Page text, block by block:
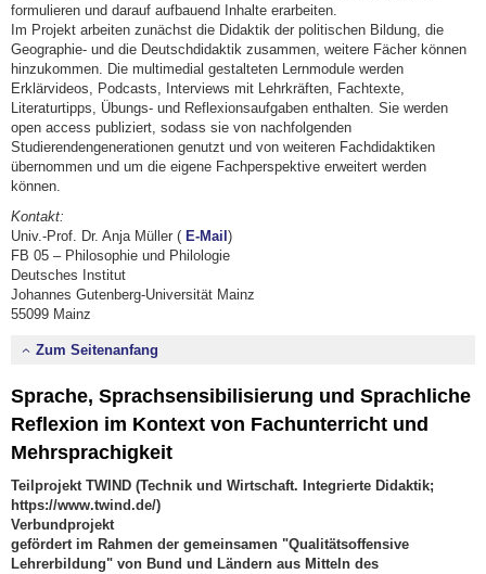
formulieren und darauf aufbauend Inhalte erarbeiten.
Im Projekt arbeiten zunächst die Didaktik der politischen Bildung, die
Geographie- und die Deutschdidaktik zusammen, weitere Fächer können
hinzukommen. Die multimedial gestalteten Lernmodule werden
Erklärvideos, Podcasts, Interviews mit Lehrkräften, Fachtexte,
Literaturtipps, Übungs- und Reflexionsaufgaben enthalten. Sie werden
open access publiziert, sodass sie von nachfolgenden
Studierendengenerationen genutzt und von weiteren Fachdidaktiken
übernommen und um die eigene Fachperspektive erweitert werden
können.
Kontakt:
Univ.-Prof. Dr. Anja Müller ( E-Mail )
FB 05 – Philosophie und Philologie
Deutsches Institut
Johannes Gutenberg-Universität Mainz
55099 Mainz
Zum Seitenanfang
Sprache, Sprachsensibilisierung und Sprachliche
Reflexion im Kontext von Fachunterricht und
Mehrsprachigkeit
Teilprojekt TWIND (Technik und Wirtschaft. Integrierte Didaktik;
https://www.twind.de/)
Verbundprojekt
gefördert im Rahmen der gemeinsamen "Qualitätsoffensive
Lehrerbildung" von Bund und Ländern aus Mitteln des